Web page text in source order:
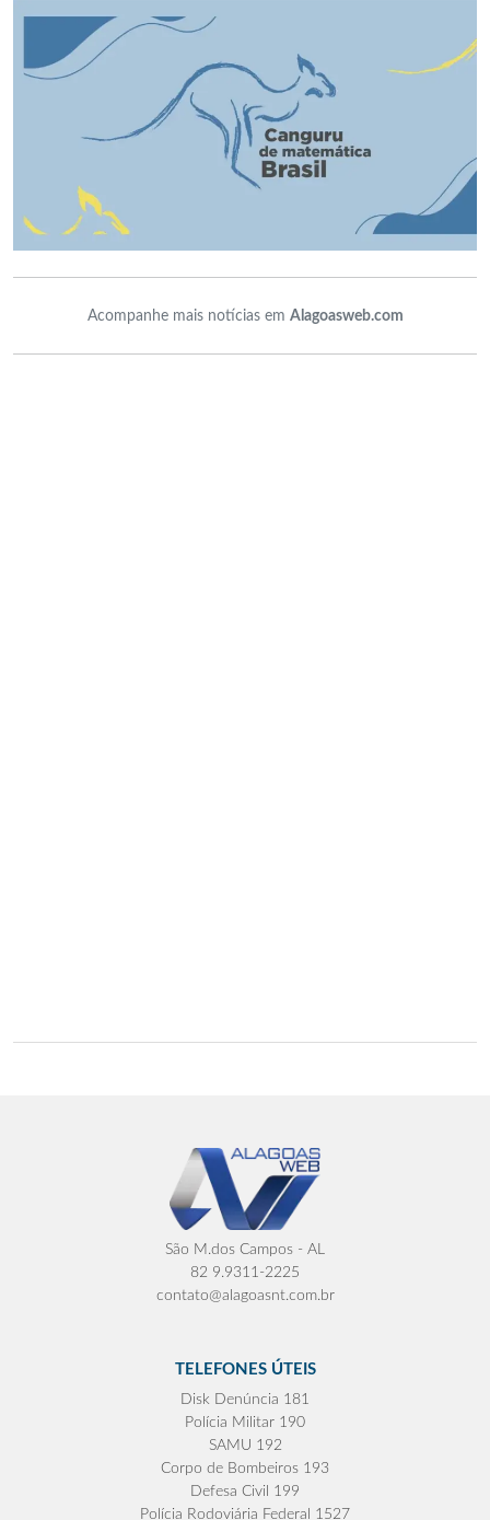
Acompanhe mais notícias em Alagoasweb.com
São M.dos Campos - AL
82 9.9311-2225
contato@alagoasnt.com.br
TELEFONES ÚTEIS
Disk Denúncia 181
Polícia Militar 190
SAMU 192
Corpo de Bombeiros 193
Defesa Civil 199
Polícia Rodoviária Federal 1527